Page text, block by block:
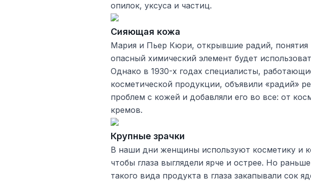
опилок, уксуса и частиц.
Сияющая кожа
Мария и Пьер Кюри, открывшие радий, понятия
опасный химический элемент будет
Однако в 1930-х годах специалисты,
косметической продукции, объявили «радий»
проблем с кожей и добавляли его во все: от
кремов.
Крупные зрачки
В наши дни женщины используют косметику и
чтобы глаза выглядели ярче и острее. Но
такого вида продукта в глаза закапывали сок